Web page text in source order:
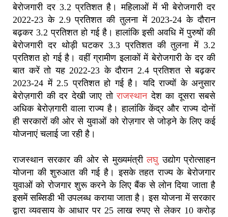
बेरोजगारी दर 3.2 प्रतिशत है। महिलाओं में भी बेरोजगारी दर
2022-23 के 2.9 प्रतिशत की तुलना में 2023-24 के दौरान
बढ़कर 3.2 प्रतिशत हो गई है। हालांकि इसी अवधि में पुरुषों की
बेरोजगारी दर थोड़ी घटकर 3.3 प्रतिशत की तुलना में 3.2
प्रतिशत हो गई है। वहीं ग्रामीण इलाकों में बेरोजगारी के दर की
बात करें तो यह 2022-23 के दौरान 2.4 प्रतिशत से बढ़कर
2023-24 में 2.5 प्रतिशत हो गई है। यदि राज्यों के अनुसार
बेरोज़गारी की दर देखी जाए तोराजस्थानदेश का दूसरा सबसे
अधिक बेरोज़गारी वाला राज्य है। हालांकि केंद्र और राज्य दोनों
ही सरकारों की ओर से युवाओं को रोज़गार से जोड़ने के लिए कई
योजनाएं चलाई जा रही है।
राजस्थान सरकार की ओर से मुख्यमंत्रीलघु उद्योग प्रोत्साहन
योजना की शुरुआत की गई है। इसके तहत राज्य के बेरोजगार
युवाओं को रोजगार शुरू करने के लिए बैंक से लोन दिया जाता है
इसमें सब्सिडी भी उपलब्ध कराया जाता है। इस योजना में सरकार
द्वारा व्यवसाय के आधार पर 25 लाख रुपए से लेकर 10 करोड़